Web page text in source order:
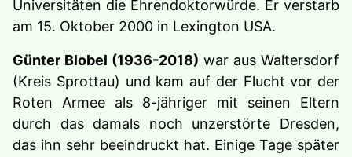
Universitäten die Ehrendoktorwürde. Er verstarb
am 15. Oktober 2000 in Lexington USA.
Günter Blobel (1936-2018) war aus Waltersdorf
(Kreis Sprottau) und kam auf der Flucht vor der
Roten Armee als 8-jähriger mit seinen Eltern
durch das damals noch unzerstörte Dresden,
das ihn sehr beeindruckt hat. Einige Tage später